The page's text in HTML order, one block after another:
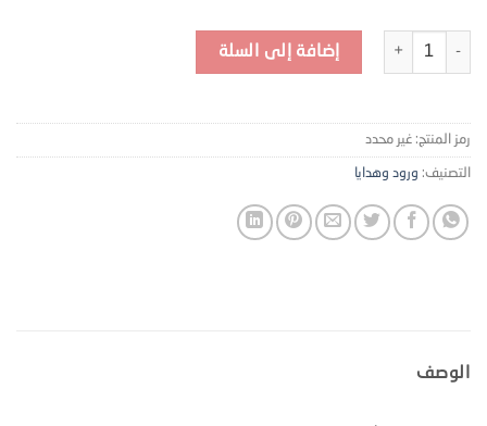
كمية لوحة جدارية كانفس - MRF-1
إضافة إلى السلة
رمز المنتج: غير محدد
التصنيف: ورود وهدايا
الوصف